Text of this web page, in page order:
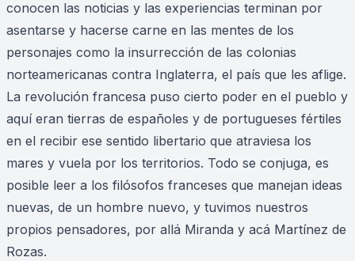
conocen las noticias y las experiencias terminan por
asentarse y hacerse carne en las mentes de los
personajes como la insurrección de las colonias
norteamericanas contra Inglaterra, el país que les aflige.
La revolución francesa puso cierto poder en el pueblo y
aquí eran tierras de españoles y de portugueses fértiles
en el recibir ese sentido libertario que atraviesa los
mares y vuela por los territorios. Todo se conjuga, es
posible leer a los filósofos franceses que manejan ideas
nuevas, de un hombre nuevo, y tuvimos nuestros
propios pensadores, por allá Miranda y acá Martínez de
Rozas.